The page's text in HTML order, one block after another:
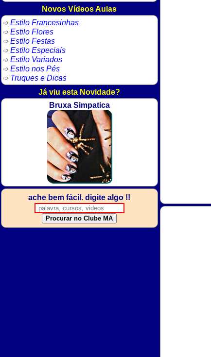
Novos Vídeos Aulas
Estilo Francesinhas
Estilo Flores
Estilo Festas
Estilo Especiais
Estilo Variados
Estilo nos Pés
Truques e Dicas
Já viu esta Novidade?
Bruxa Simpatica
ache bem fácil. digite algo !!
Procurar no Clube MA